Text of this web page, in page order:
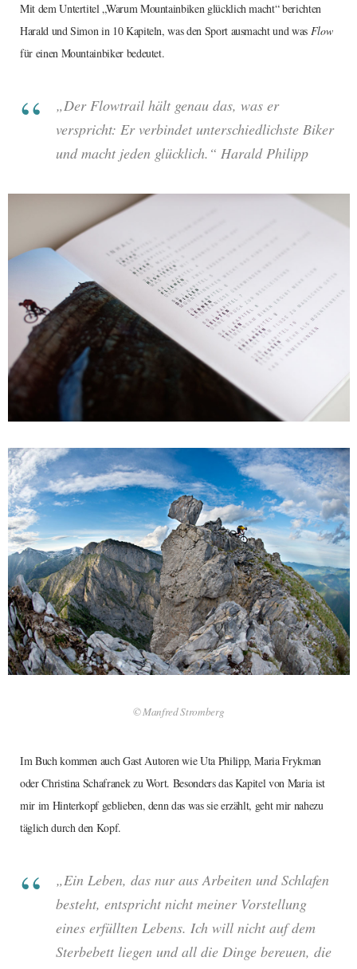
Mit dem Untertitel „Warum Mountainbiken glücklich macht“ berichten
Harald und Simon in 10 Kapiteln, was den Sport ausmacht und was Flow
für einen Mountainbiker bedeutet.
„Der Flowtrail hält genau das, was er
verspricht: Er verbindet unterschiedlichste Biker
und macht jeden glücklich.“ Harald Philipp
© Manfred Stromberg
Im Buch kommen auch Gast Autoren wie Uta Philipp, Maria Frykman
oder Christina Schafranek zu Wort. Besonders das Kapitel von Maria ist
mir im Hinterkopf geblieben, denn das was sie erzählt, geht mir nahezu
täglich durch den Kopf.
„Ein Leben, das nur aus Arbeiten und Schlafen
besteht, entspricht nicht meiner Vorstellung
eines erfüllten Lebens. Ich will nicht auf dem
Sterbebett liegen und all die Dinge bereuen, die